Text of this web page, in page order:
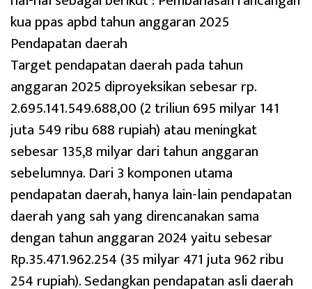
kua ppas apbd tahun anggaran 2025
Pendapatan daerah
Target pendapatan daerah pada tahun
anggaran 2025 diproyeksikan sebesar rp.
2.695.141.549.688,00 (2 triliun 695 milyar 141
juta 549 ribu 688 rupiah) atau meningkat
sebesar 135,8 milyar dari tahun anggaran
sebelumnya. Dari 3 komponen utama
pendapatan daerah, hanya lain-lain pendapatan
daerah yang sah yang direncanakan sama
dengan tahun anggaran 2024 yaitu sebesar
Rp.35.471.962.254 (35 milyar 471 juta 962 ribu
254 rupiah). Sedangkan pendapatan asli daerah